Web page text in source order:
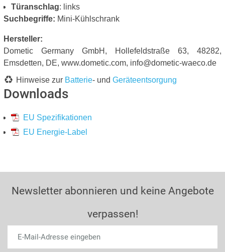
Türanschlag: links
Suchbegriffe: Mini-Kühlschrank
Hersteller:
Dometic Germany GmbH, Hollefeldstraße 63, 48282,
Emsdetten, DE, www.dometic.com, info@dometic-waeco.de
Hinweise zur Batterie- und Geräteentsorgung
Downloads
EU Spezifikationen
EU Energie-Label
Newsletter abonnieren und keine Angebote
verpassen!